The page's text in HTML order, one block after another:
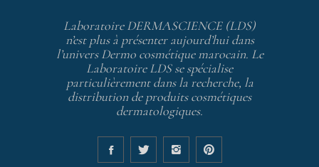
Laboratoire DERMASCIENCE (LDS)
n’est plus à présenter aujourd’hui dans
l’univers Dermo cosmétique marocain. Le
Laboratoire LDS se spécialise
particulièrement dans la recherche, la
distribution de produits cosmétiques
dermatologiques.